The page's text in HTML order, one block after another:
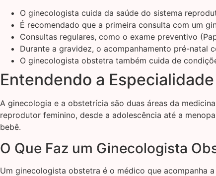
O ginecologista cuida da saúde do sistema
É recomendado que a primeira consulta com um
Consultas regulares, como o exame preventivo
Durante a gravidez, o acompanhamento pré-natal
O ginecologista obstetra também cuida de
Entendendo a
A ginecologia e a obstetrícia são duas áreas da
reprodutor feminino, desde a adolescência até a
bebê.
O Que Faz um Ginecologista
Um ginecologista obstetra é o médico que acompanha